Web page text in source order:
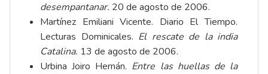
desempantanar. 20 de agosto de 2006.
Martínez Emiliani Vicente. Diario El Tiempo.
Lecturas Dominicales. El rescate de la india
Catalina. 13 de agosto de 2006.
Urbina Joiro Hernán. Entre las huellas de la